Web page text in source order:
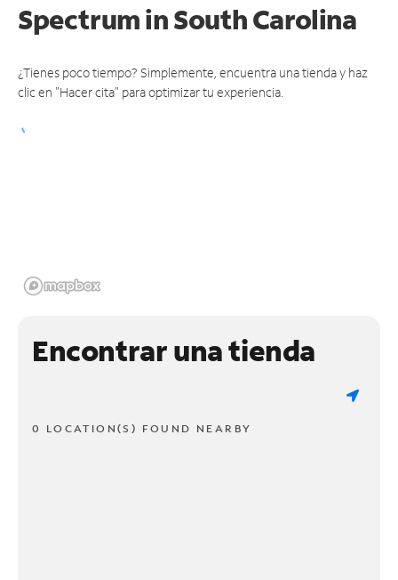
Spectrumin South Carolina
¿Tienes poco tiempo? Simplemente, encuentra una tienda y haz
clic en "Hacer cita" para optimizar tu experiencia.
Encontrar una tienda
0 LOCATION(S) FOUND NEARBY